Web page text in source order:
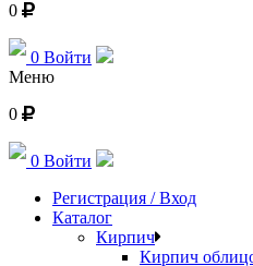
0
0 Войти
Меню
0
0 Войти
Регистрация / Вход
Каталог
Кирпич
Кирпич